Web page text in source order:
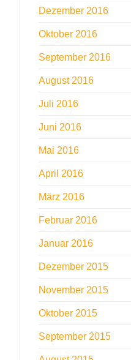
Dezember 2016
Oktober 2016
September 2016
August 2016
Juli 2016
Juni 2016
Mai 2016
April 2016
März 2016
Februar 2016
Januar 2016
Dezember 2015
November 2015
Oktober 2015
September 2015